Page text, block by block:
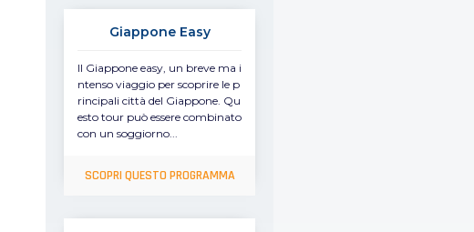
Giappone Easy
Il Giappone easy, un breve ma i
ntenso viaggio per scoprire le p
rincipali città del Giappone. Qu
esto tour può essere combinato
con un soggiorno...
SCOPRI QUESTO PROGRAMMA